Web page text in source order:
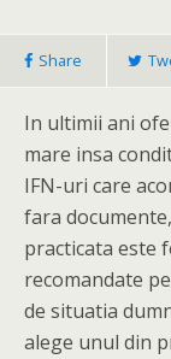
Share
In ultimii ani
mare insa
IFN-uri care
fara
practicata este
recomandate
de situatia
alege unul din